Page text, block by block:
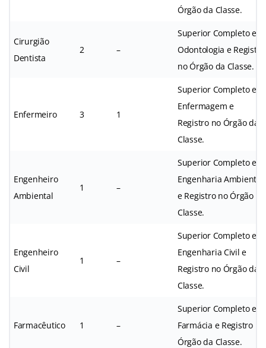
Órgão da Classe.
Cirurgião
Dentista
2 –
Superior Completo em
Odontologia e Registro
no Órgão da Classe.
Enfermeiro 3 1
Superior Completo em
Enfermagem e
Registro no Órgão da
Classe.
Engenheiro
Ambiental
1 –
Superior Completo em
Engenharia Ambiental
e Registro no Órgão da
Classe.
Engenheiro
Civil
1 –
Superior Completo em
Engenharia Civil e
Registro no Órgão da
Classe.
Farmacêutico 1 –
Superior Completo em
Farmácia e Registro no
Órgão da Classe.